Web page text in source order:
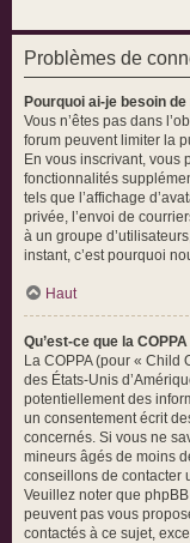
Problèmes de
Pourquoi ai-je besoin
Vous n’êtes pas dans
forum peuvent limiter la
En vous inscrivant, vous
fonctionnalités
tels que l’affichage
privée, l’envoi de
à un groupe
instant, c’est pourquoi
Haut
Qu’est-ce que la
La COPPA (pour « Child
des États-Unis
potentiellement des
un consentement écrit
concernés. Si vous ne
mineurs âgés de moins
conseillons de contacter
Veuillez noter que
peuvent pas vous
contactés à ce sujet,